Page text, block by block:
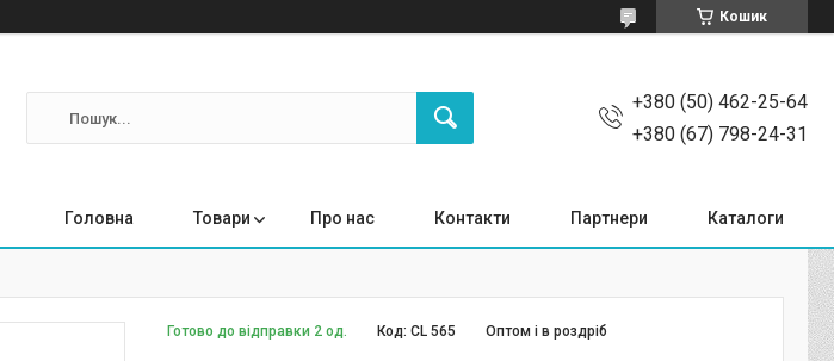
Кошик
+380 (50) 462-25-64
+380 (67) 798-24-31
Головна Товари Про нас Контакти Партнери Каталоги
Готово до відправки 2 од. Оптом і в роздріб
Код:CL 565